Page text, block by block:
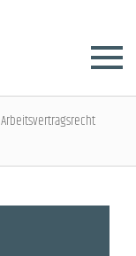
Arbeitsvertragsrecht